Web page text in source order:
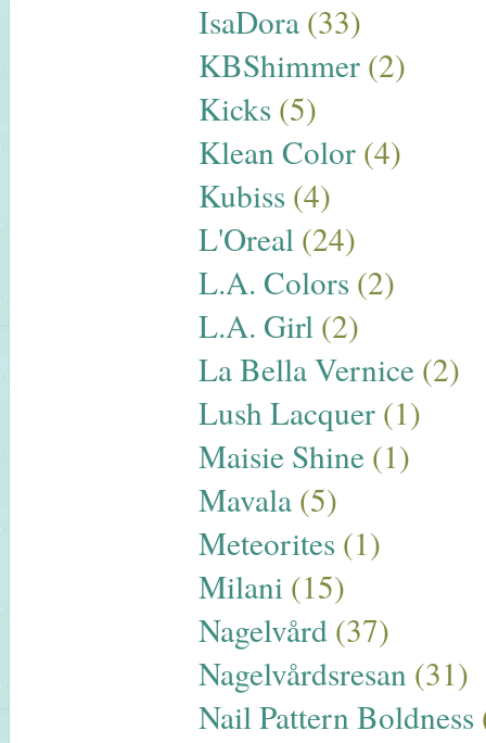
IsaDora (33)
KBShimmer (2)
Kicks (5)
Klean Color (4)
Kubiss (4)
L'Oreal (24)
L.A. Colors (2)
L.A. Girl (2)
La Bella Vernice (2)
Lush Lacquer (1)
Maisie Shine (1)
Mavala (5)
Meteorites (1)
Milani (15)
Nagelvård (37)
Nagelvårdsresan (31)
Nail Pattern Boldness